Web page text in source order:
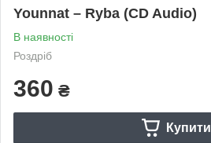
Younnat – Ryba (CD Audio)
В наявності
Роздріб
360 ₴
Купити